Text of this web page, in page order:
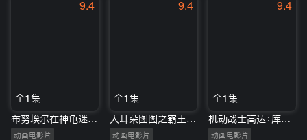
9.4
全1集
动画电影片
9.4
全1集
动画电影片
9.4
全1集
动画电影片